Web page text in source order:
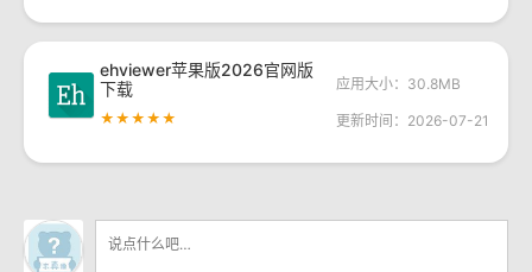
ehviewer苹果版2026官网版
下载
★★★★★
应用大小：30.8MB
更新时间：2026-07-21